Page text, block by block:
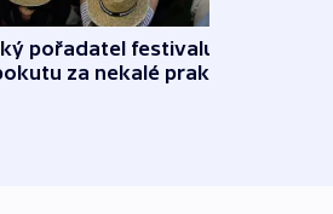
pořadatel festivalu
za nekalé praktiky